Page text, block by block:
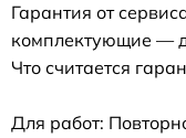
Гарантия от
комплектующие —
Что считается
Для работ: